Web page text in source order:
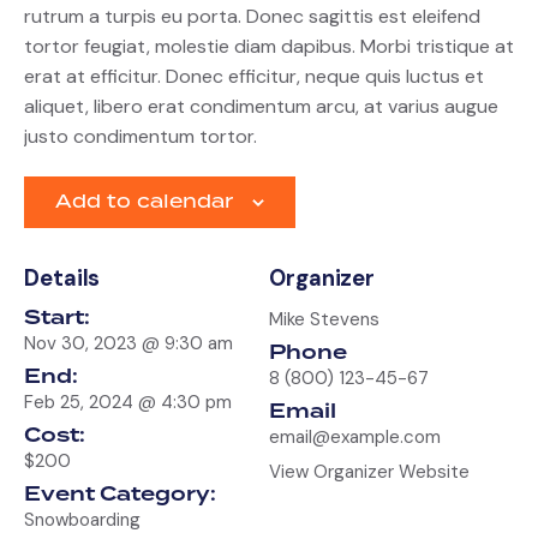
rutrum a turpis eu porta. Donec sagittis est eleifend
tortor feugiat, molestie diam dapibus. Morbi tristique at
erat at efficitur. Donec efficitur, neque quis luctus et
aliquet, libero erat condimentum arcu, at varius augue
justo condimentum tortor.
Add to calendar
Details
Start:
Nov 30, 2023 @ 9:30 am
End:
Feb 25, 2024 @ 4:30 pm
Cost:
$200
Event Category:
Snowboarding
Organizer
Mike Stevens
Phone
8 (800) 123-45-67
Email
email@example.com
View Organizer Website